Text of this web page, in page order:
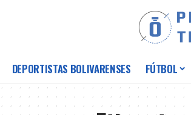
DEPORTISTAS BOLIVARENSES FÚTBOL